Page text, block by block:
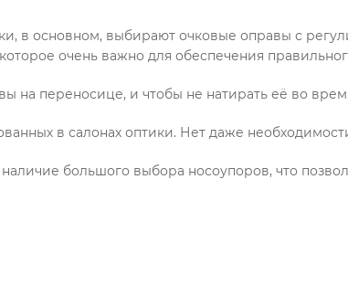
в основном, выбирают очковые оправы с
очень важно для обеспечения
переносице, и чтобы не натирать её во
в салонах оптики. Нет даже
большого выбора носоупоров, что